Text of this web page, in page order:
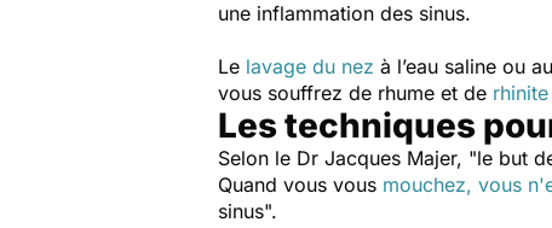
une inflammation des sinus.
Le lavage du nez à l’eau saline ou
vous souffrez de rhume et de
Les techniques
Selon le Dr Jacques Majer, "le but
Quand vous vous mouchez, vous
sinus".